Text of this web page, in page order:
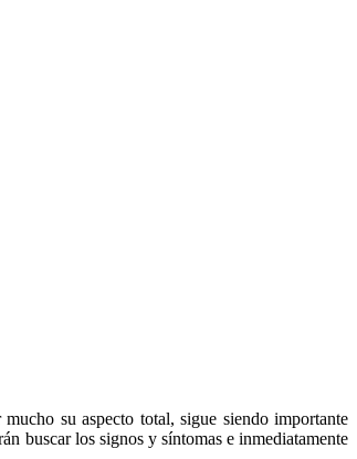
su aspecto total, sigue siendo importante
buscar los signos y síntomas e inmediatamente